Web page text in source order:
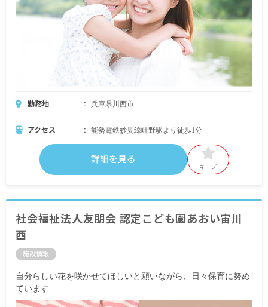
勤務地 兵庫県川西市
アクセス 能勢電鉄妙見線畦野駅より徒歩1分
詳細を見る
キープ
社会福祉法人友朋会 認定こども園あおい宙川
西
施設情報
自分らしい花を咲かせてほしいと願いながら、日々保育に努め
ています